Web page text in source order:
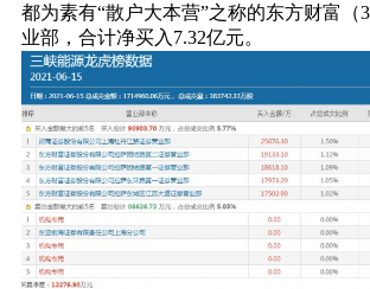
都为素有“散户大本营”之称的东方财富（
业部，合计净买入7.32亿元。